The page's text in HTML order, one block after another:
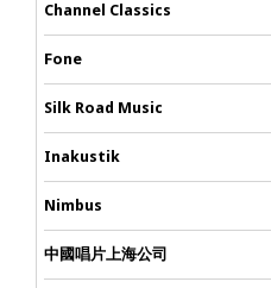
Channel Classics
Fone
Silk Road Music
Inakustik
Nimbus
中國唱片上海公司